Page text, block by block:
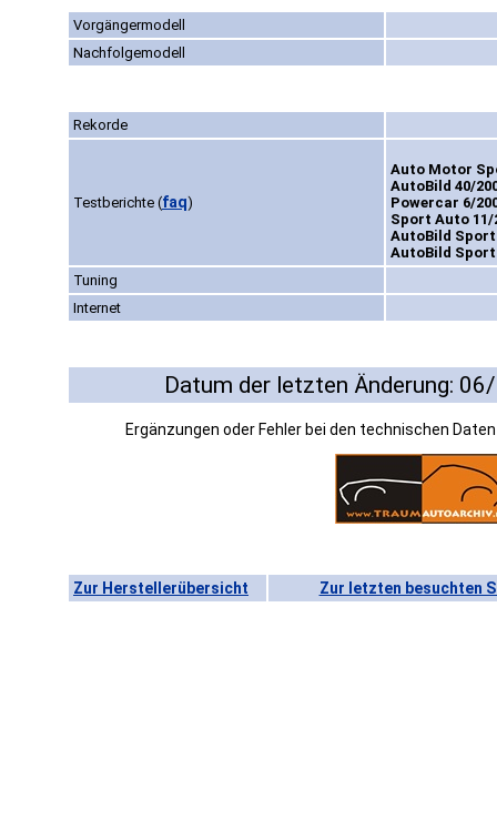
Vorgängermodell
Nachfolgemodell
Rekorde
Testberichte (faq)
Auto Motor
AutoBild 40/
Powercar 6/
Sport Auto 11/
AutoBild
AutoBild
Tuning
Internet
Datum der letzten Änderung:
Ergänzungen oder Fehler bei den technischen
Zur Herstellerübersicht Zur letzten besuchten